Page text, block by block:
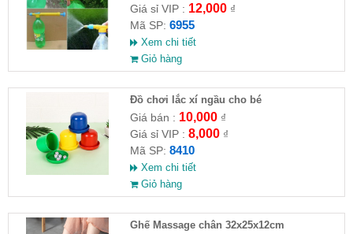
Giá sỉ VIP : 12,000₫
Mã SP: 6955
Xem chi tiết
Giỏ hàng
Đồ chơi lắc xí ngầu cho bé
Giá bán : 10,000₫
Giá sỉ VIP : 8,000₫
Mã SP: 8410
Xem chi tiết
Giỏ hàng
Ghế Massage chân 32x25x12cm